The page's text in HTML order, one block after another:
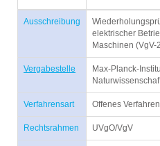
Ausschreibung
elektrischer
Maschinen (VgV-
Vergabestelle
Max-Planck-
Verfahrensart Offenes Verfahren
Rechtsrahmen UVgO/VgV